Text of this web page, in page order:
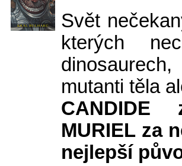
Svět
kterých
mutanti těla
MURIEL za
nejlepší